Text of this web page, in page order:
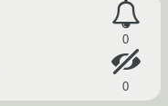
0
0